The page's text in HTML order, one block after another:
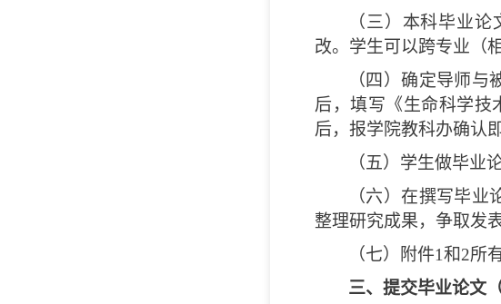
（三）本科毕业
改。学生可以跨专业（
（四）确定导师
后，填写《生命科学技
后，报学院教科办确认
（五）学生做毕业
（六）在撰写毕
整理研究成果，争取发
（七）附件1和2所
三、提交毕业论文